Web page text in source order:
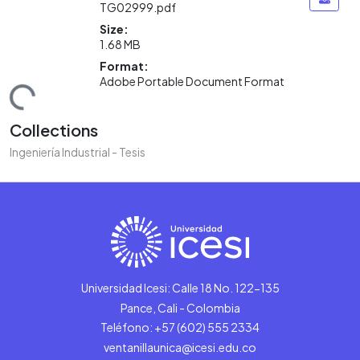
TG02999.pdf
Size:
1.68 MB
Format:
Adobe Portable Document Format
Collections
Ingeniería Industrial - Tesis
Universidad Icesi: Calle 18 No. 122-135
Pance, Cali - Colombia
Teléfono: +57 (602) 555 2334
ventanillaunica@icesi.edu.co